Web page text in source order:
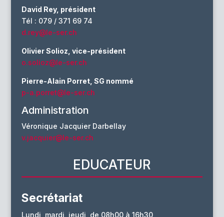
David Rey, président
Tél : 079 / 371 69 74
d.rey@le-ser.ch
Olivier Solioz, vice-président
o.solioz@le-ser.ch
Pierre-Alain Porret, SG nommé
p-a.porret@le-ser.ch
Administration
Véronique Jacquier Darbellay
v.jacquier@le-ser.ch
EDUCATEUR
Secrétariat
Lundi, mardi, jeudi, de 08h00 à 16h30